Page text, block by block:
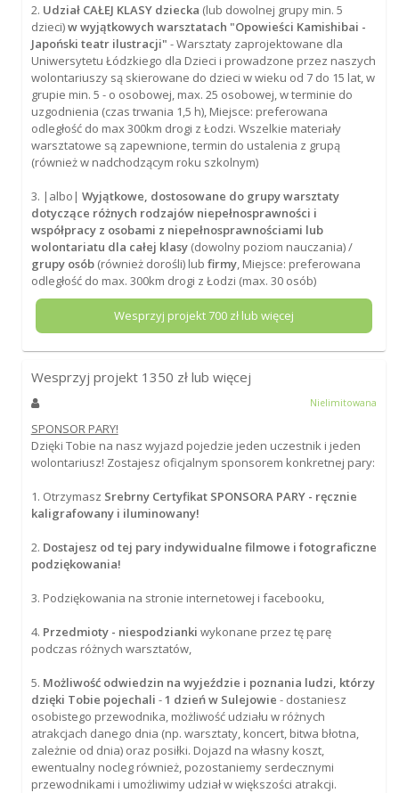
2. Udział CAŁEJ KLASY dziecka (lub dowolnej grupy min. 5
dzieci)w wyjątkowych warsztatach "Opowieści Kamishibai -
Japoński teatr ilustracji" - Warsztaty zaprojektowane dla
Uniwersytetu Łódzkiego dla Dzieci i prowadzone przez naszych
wolontariuszy są skierowane do dzieci w wieku od 7 do 15 lat, w
grupie min. 5 - o osobowej, max. 25 osobowej, w terminie do
uzgodnienia (czas trwania 1,5 h), Miejsce: preferowana
odległość do max 300km drogi z Łodzi. Wszelkie materiały
warsztatowe są zapewnione, termin do ustalenia z grupą
(również w nadchodzącym roku szkolnym)
3. |albo| Wyjątkowe, dostosowane do grupy warsztaty
dotyczące różnych rodzajów niepełnosprawności i
współpracy z osobami z niepełnosprawnościami lub
wolontariatu dla całej klasy(dowolny poziom nauczania) /
grupy osób(również dorośli) lub firmy, Miejsce: preferowana
odległość do max. 300km drogi z Łodzi (max. 30 osób)
Wesprzyj projekt700zł lub więcej
Wesprzyj projekt 1350 zł lub więcej
Nielimitowana
SPONSOR PARY!
Dzięki Tobie na nasz wyjazd pojedzie jeden uczestnik i jeden
wolontariusz! Zostajesz oficjalnym sponsorem konkretnej pary:
1. Otrzymasz Srebrny Certyfikat SPONSORA PARY - ręcznie
kaligrafowany i iluminowany!
2. Dostajesz od tej pary indywidualne filmowe i fotograficzne
podziękowania!
3. Podziękowania na stronie internetowej i facebooku,
4. Przedmioty - niespodzianki wykonane przez tę parę
podczas różnych warsztatów,
5. Możliwość odwiedzin na wyjeździe i poznania ludzi, którzy
dzięki Tobie pojechali -1 dzień w Sulejowie - dostaniesz
osobistego przewodnika, możliwość udziału w różnych
atrakcjach danego dnia (np. warsztaty, koncert, bitwa błotna,
zależnie od dnia) oraz posiłki. Dojazd na własny koszt,
ewentualny nocleg również, pozostaniemy serdecznymi
przewodnikami i umożliwimy udział w większości atrakcji.